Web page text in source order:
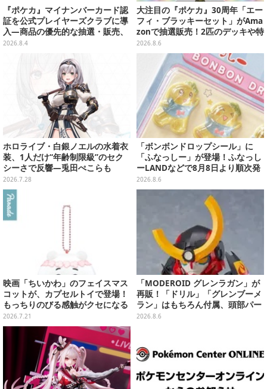
『ポケカ』マイナンバーカード認
証を公式プレイヤーズクラブに導
入―商品の優先的な抽選・販売、
公式大会への参加申し込みに活用
2026.8.4
大注目の『ポケカ』30周年「エー
フィ・ブラッキーセット」がAma
zonで抽選販売！2匹のデッキや特
別カードを収録
2026.8.6
ホロライブ・白銀ノエルの水着衣
装、1人だけ“年齢制限級”のセク
シーさで反響―兎田ぺこらも
「こ、こんなことが許されていい
のか？」と興奮隠せず
2026.7.28
「ボンボンドロップシール」に
「ふなっしー」が登場！ふなっし
ーLANDなどで8月8日より順次発
売
2026.8.6
映画「ちいかわ」のフェイスマス
コットが、カプセルトイで登場！
もっちりのびる感触がクセになる
ハチワレ、セイレーンなど全5種
2026.7.21
「MODEROID グレンラガン」が
再販！「ドリル」「グレンブーメ
ラン」はもちろん付属、頭部パー
ツを組み替えると「ラガン」も再
2026.8.6